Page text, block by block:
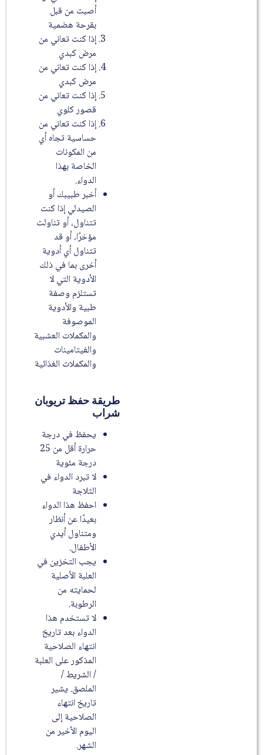
أصبت من قبل
بقرحة هضمية
إذا كنت تعاني من
مرض كبدي
إذا كنت تعاني من
مرض كبدي
إذا كنت تعاني من
قصور كلوي
إذا كنت تعاني من
حساسية تجاه أي
من المكونات
الخاصة بهذا
الدواء.
أخبر طبيبك أو
الصيدلي إذا كنت
تتناول، أو تناولت
مؤخرًا، أو قد
تتناول أي أدوية
أخرى بما في ذلك
الأدوية التي لا
تستلزم وصفة
طبية والأدوية
الموصوفة
والمكملات العشبية
والفيتامينات
والمكملات الغذائية
طريقة حفظ تريوبان
شراب
يحفظ في درجة
حرارة أقل من 25
درجة مئوية
لا تبرد الدواء في
الثلاجة
احفظ هذا الدواء
بعيدًا عن أنظار
ومتناول أيدي
الأطفال.
يجب التخزين في
العلبة الأصلية
لحمايته من
الرطوبة.
لا تستخدم هذا
الدواء بعد تاريخ
انتهاء الصلاحية
المذكور على العلبة
/ الشريط /
الملصق. يشير
تاريخ انتهاء
الصلاحية إلى
اليوم الأخير من
الشهر.